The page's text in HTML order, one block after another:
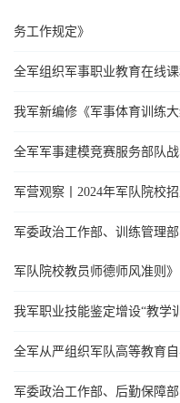
务工作规定》
全军组织军事职业教育在线
我军新编修《军事体育训练
全军军事建模竞赛服务部队
军营观察丨2024年军队院校
军委政治工作部、训练管理
军队院校教员师德师风准则》
我军职业技能鉴定增设“教学
全军从严组织军队高等教育
军委政治工作部、后勤保障